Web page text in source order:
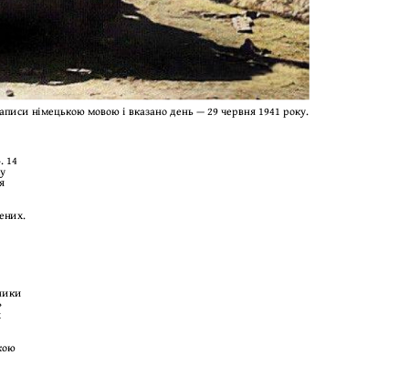
німецькою мовою і вказано день — 29 червня 1941 року.
14